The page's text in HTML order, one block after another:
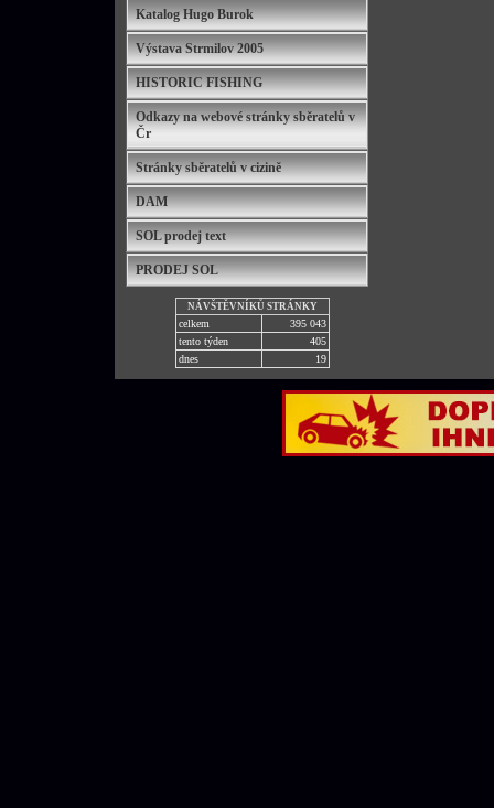
Katalog Hugo Burok
Výstava Strmilov 2005
HISTORIC FISHING
Odkazy na webové stránky sběratelů v
Čr
Stránky sběratelů v cizině
DAM
SOL prodej text
PRODEJ SOL
NÁVŠTĚVNÍKŮ STRÁNKY
celkem
395 043
tento týden
405
dnes
19